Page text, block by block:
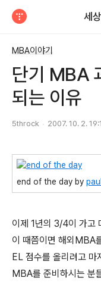
세
MBA이야기
단기 MBA
되는 이유
5throck 2007. 10. 2.
end of the day by
이제 1년의 3/4이 가고
이 때쯤이면 해외MBA
EL 점수를 올리려고 마
MBA를 준비하시는 분